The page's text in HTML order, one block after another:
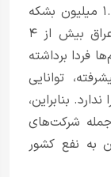
گرفته است. ایران در حال حاضر حدود ۱.۲ میلیون بشکه
نفت در روز صادر می‌کند، در حالی که عراق بیش از ۴
فردا برداشته
توانایی
را ندارد. بنابراین،
جمله شرکت‌های
به نفع کشور